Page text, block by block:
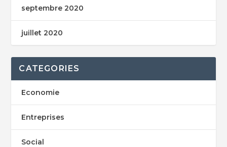
septembre 2020
juillet 2020
CATEGORIES
Economie
Entreprises
Social